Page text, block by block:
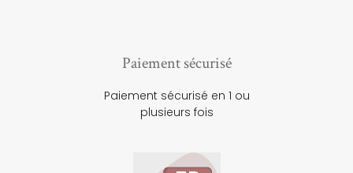
Paiement sécurisé
Paiement sécurisé en 1 ou
plusieurs fois